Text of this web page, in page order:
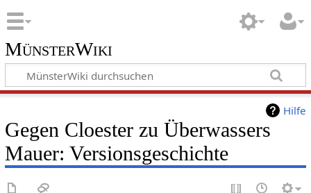
MünsterWiki
Hilfe
Gegen Cloester zu Überwassers
Mauer: Versionsgeschichte